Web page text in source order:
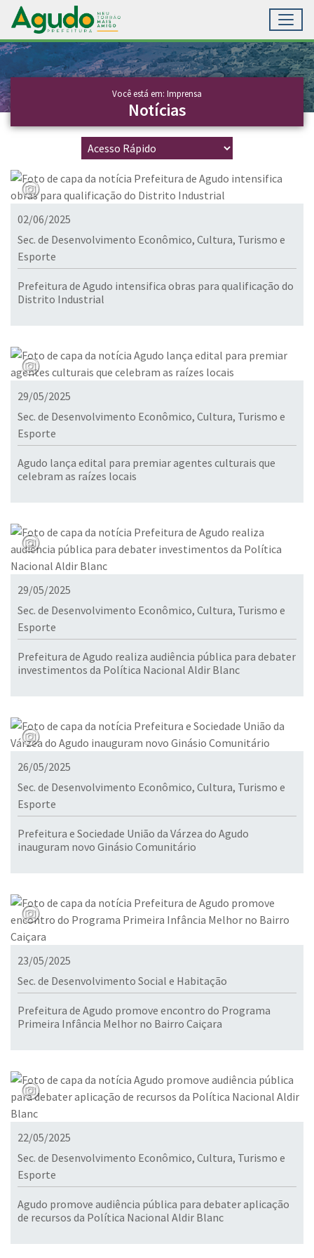
Ir para conteúdo principal
Conteúdo Principal
Você está em: Imprensa
Notícias
02/06/2025
Sec. de Desenvolvimento Econômico, Cultura, Turismo e
Esporte
Prefeitura de Agudo intensifica obras para qualificação do
Distrito Industrial
29/05/2025
Sec. de Desenvolvimento Econômico, Cultura, Turismo e
Esporte
Agudo lança edital para premiar agentes culturais que
celebram as raízes locais
29/05/2025
Sec. de Desenvolvimento Econômico, Cultura, Turismo e
Esporte
Prefeitura de Agudo realiza audiência pública para debater
investimentos da Política Nacional Aldir Blanc
26/05/2025
Sec. de Desenvolvimento Econômico, Cultura, Turismo e
Esporte
Prefeitura e Sociedade União da Várzea do Agudo
inauguram novo Ginásio Comunitário
23/05/2025
Sec. de Desenvolvimento Social e Habitação
Prefeitura de Agudo promove encontro do Programa
Primeira Infância Melhor no Bairro Caiçara
22/05/2025
Sec. de Desenvolvimento Econômico, Cultura, Turismo e
Esporte
Agudo promove audiência pública para debater aplicação
de recursos da Política Nacional Aldir Blanc